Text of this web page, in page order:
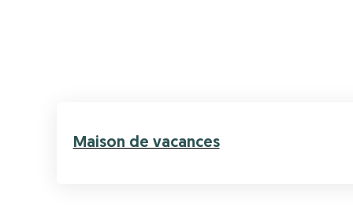
Maison de vacances